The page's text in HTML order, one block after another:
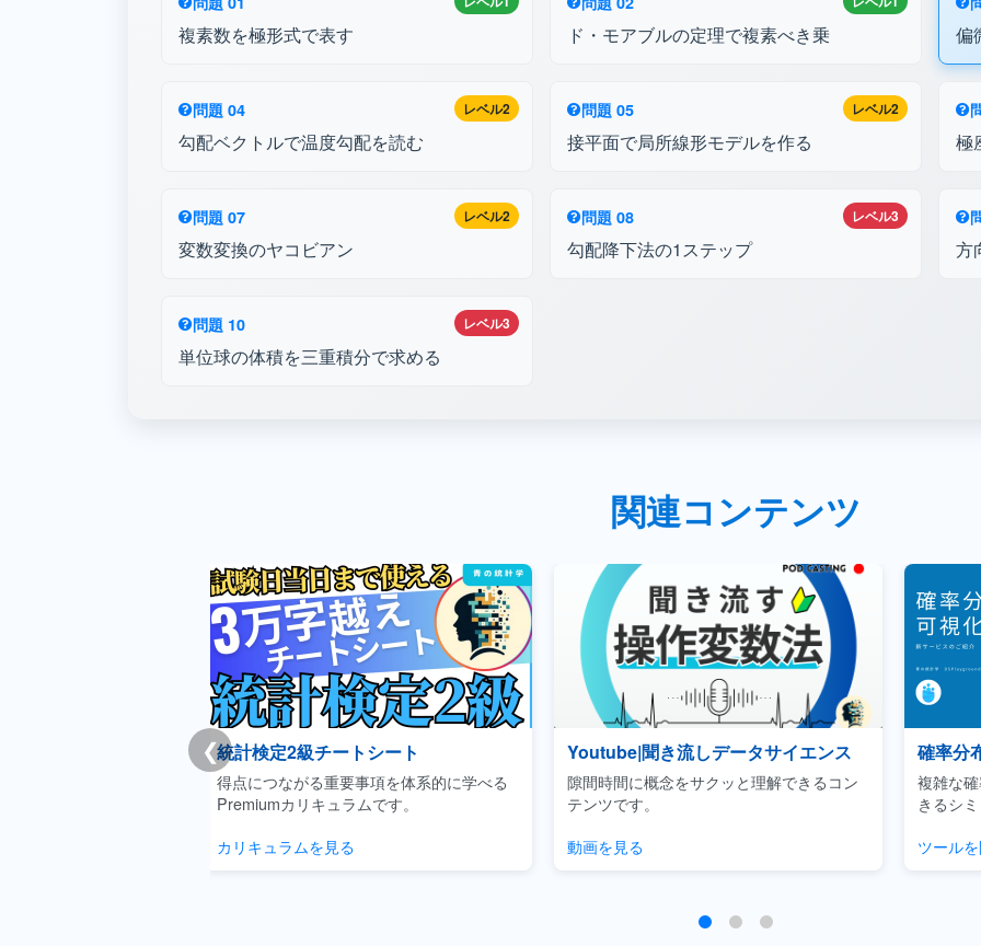
複素数を極形式で表す ド・モアブルの定理で複素べき乗 偏
レベル2
問題 04
勾配ベクトルで温度勾配を読む
レベル2
問題 05
接平面で局所線形モデルを作る 極
レベル2
問題 07
変数変換のヤコビアン
レベル3
問題 08
勾配降下法の1ステップ 方
レベル3
問題 10
単位球の体積を三重積分で求める
関連コンテンツ
❮ Youtube|聞き流しデータサイエンス
隙間時間に概念をサクッと理解できるコン
テンツです。
動画を見る
確率分布可視化ツール
複雑な確率分布などのパラメータ調整がで
きるシミュレーションツールです。
ツールを開く
ビジ
用に
チェ